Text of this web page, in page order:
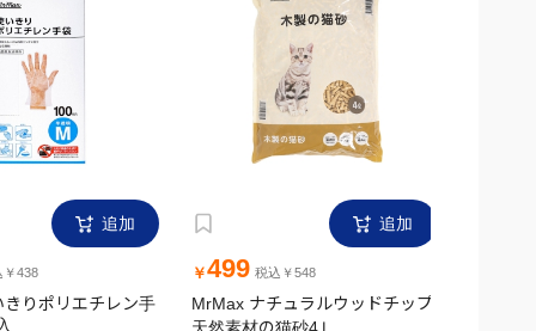
追加
￥438
りポリエチレン手
追加
￥ 499 税込￥548
MrMax ナチュラルウッドチップ
天然素材の猫砂4Ｌ